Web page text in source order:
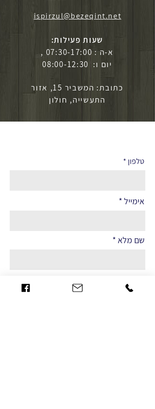
ispirzul@bezeqint.net
שעות פעילות:
א-ה : 07:30-17:00 ,
יום ו: 08:00-12:30
כתובת: המשביר 15, אזור
התעשייה, חולון
טלפון
אימייל
שם מלא